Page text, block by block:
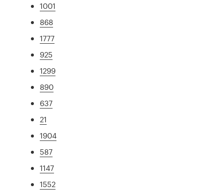
1001
868
1777
925
1299
890
637
21
1904
587
1147
1552